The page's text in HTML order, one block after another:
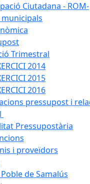
Ciutadana - ROM-
Trimestral
2014
2015
2016
pressupost i
Pressupostària
i proveïdors
de Samalús